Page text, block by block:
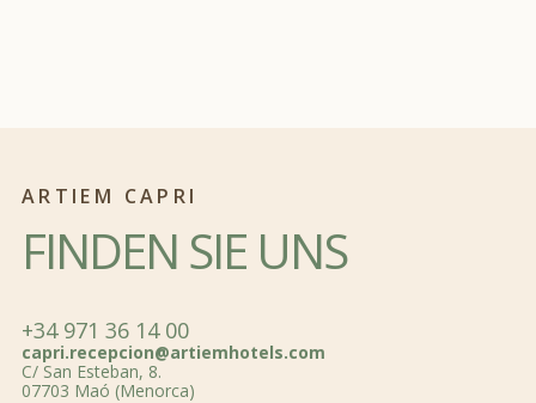
ARTIEM CAPRI
FINDEN SIE UNS
+34 971 36 14 00
capri.recepcion@artiemhotels.com
C/ San Esteban, 8.
07703 Maó (Menorca)